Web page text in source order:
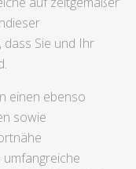
Sie und Ihr
einen ebenso
sowie